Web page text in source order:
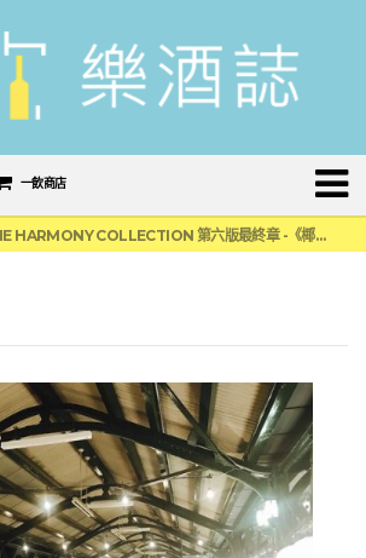
一飲商店
復蘇格蘭威士忌零關稅！烈酒產業再次迎來重磅利多
麥卡倫 THE HARMONY COLLECTION 第六版最終章 -《椰風煖韻》
X爽快這一步，角瓶攜手頂呱呱 全新套餐限時登場